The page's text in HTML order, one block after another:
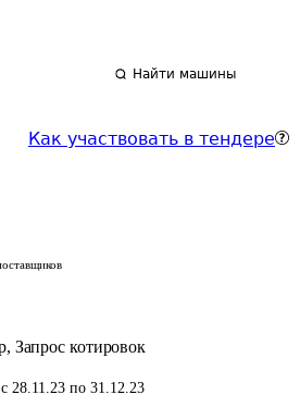
Найти машины
Как участвовать в тендере
, Запрос котировок
с 28.11.23 по 31.12.23